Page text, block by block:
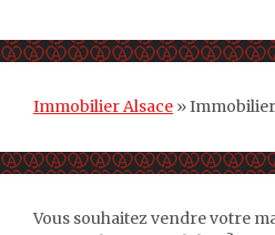
Immobilier Alsace »
Vous souhaitez vendre votre